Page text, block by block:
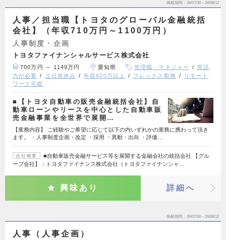
掲載期間 26/07/30～26/08/12
人事／担当職【トヨタのグローバル金融統括
会社】（年収710万円～1100万円）
人事制度・企画
トヨタファイナンシャルサービス株式会社
700万円 ～ 1149万円 愛知県 管理職・マネジャー
英語
力が必要
土日祝休み 年収600万以上 フレックス勤務
リモート
ワーク可能
■【トヨタ自動車の販売金融統括会社】自
動車ローンやリースを中心とした自動車販
売金融事業を全世界で展開…
【業務内容】 ご経験やご希望に応じて以下の内いずれかの業務に携わって頂き
ます。 ・人事制度企画・改定 ・採用 ・異動・出向 ・評価…
会社概要
■自動車販売金融サービス等を展開する金融会社の統括会社 【グル
ープ会社】：トヨタファイナンス株式会社（トヨタファイナンシャ…
興味あり 詳細へ
掲載期間 26/07/30～26/08/12
人事（人事企画）